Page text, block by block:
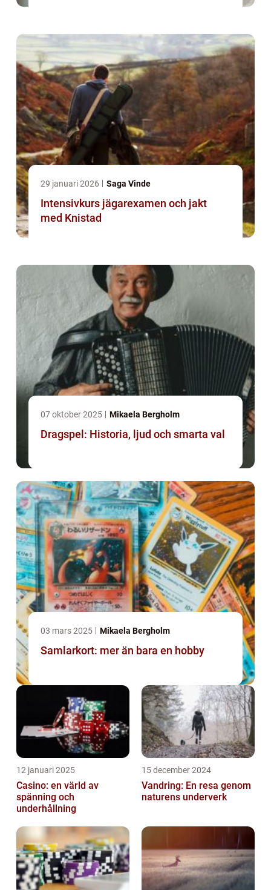
29 januari 2026 Saga Vinde
Intensivkurs jägarexamen och jakt
med Knistad
07 oktober 2025 Mikaela Bergholm
Dragspel: Historia, ljud och smarta val
03 mars 2025 Mikaela Bergholm
Samlarkort: mer än bara en hobby
12 januari 2025
Casino: en värld av
spänning och
underhållning
15 december 2024
Vandring: En resa genom
naturens underverk